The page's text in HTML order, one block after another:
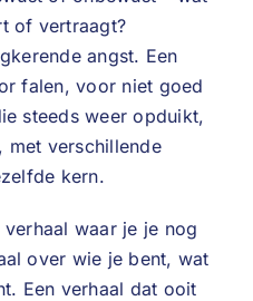
of vertraagt?
angst. Een
falen, voor niet goed
steeds weer opduikt,
met verschillende
kern.
waar je je nog
over wie je bent, wat
Een verhaal dat ooit